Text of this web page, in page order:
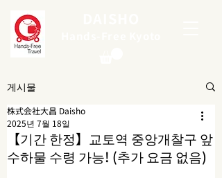
게시물
【기간 한정】교토역 중앙개찰구 앞
수하물 수령 가능! (추가 요금 없음)
株式会社大昌 Daisho
2025년 7월 18일